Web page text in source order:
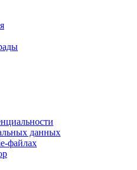
данных
файлах